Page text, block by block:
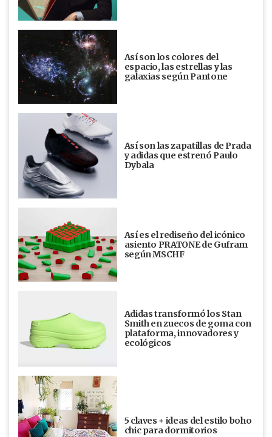
Así son los colores del
espacio, las estrellas y las
galaxias según Pantone
Así son las zapatillas de Prada
y adidas que estrenó Paulo
Dybala
Así es el rediseño del icónico
asiento PRATONE de Gufram
según MSCHF
Adidas transformó los Stan
Smith en zuecos de goma con
plataforma, innovadores y
ecológicos
5 claves + ideas del estilo boho
chic para dormitorios